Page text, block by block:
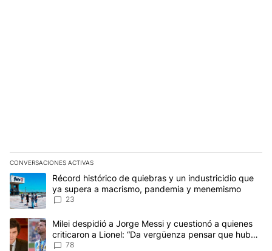
CONVERSACIONES ACTIVAS
Este listado muestra los artículos con más comentarios en los
Un artículo de tendencia con el título "Récord histórico de
Récord histórico de quiebras y un industricidio que
ya supera a macrismo, pandemia y menemismo
23
Un artículo de tendencia con el título "Milei despidió a Jorge
Milei despidió a Jorge Messi y cuestionó a quienes
criticaron a Lionel: “Da vergüenza pensar que hubo
anti-Messi”
78